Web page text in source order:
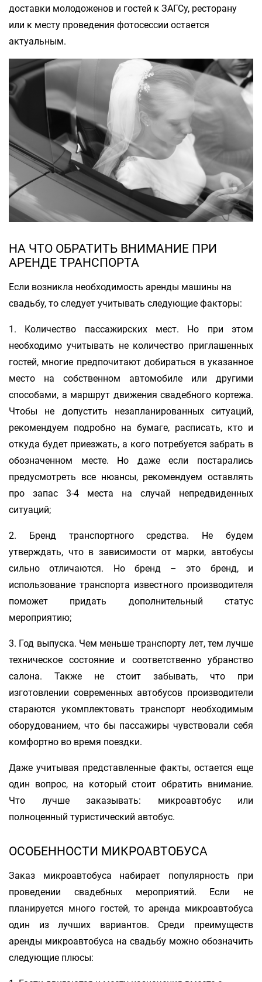
доставки молодоженов и гостей к ЗАГСу, ресторану
или к месту проведения фотосессии остается
актуальным.
НА ЧТО ОБРАТИТЬ ВНИМАНИЕ ПРИ
АРЕНДЕ ТРАНСПОРТА
Если возникла необходимость аренды машины на
свадьбу, то следует учитывать следующие факторы:
1. Количество пассажирских мест. Но при этом
необходимо учитывать не количество приглашенных
гостей, многие предпочитают добираться в указанное
место на собственном автомобиле или другими
способами, а маршрут движения свадебного кортежа.
Чтобы не допустить незапланированных ситуаций,
рекомендуем подробно на бумаге, расписать, кто и
откуда будет приезжать, а кого потребуется забрать в
обозначенном месте. Но даже если постарались
предусмотреть все нюансы, рекомендуем оставлять
про запас 3-4 места на случай непредвиденных
ситуаций;
2. Бренд транспортного средства. Не будем
утверждать, что в зависимости от марки, автобусы
сильно отличаются. Но бренд – это бренд, и
использование транспорта известного производителя
поможет придать дополнительный статус
мероприятию;
3. Год выпуска. Чем меньше транспорту лет, тем лучше
техническое состояние и соответственно убранство
салона. Также не стоит забывать, что при
изготовлении современных автобусов производители
стараются укомплектовать транспорт необходимым
оборудованием, что бы пассажиры чувствовали себя
комфортно во время поездки.
Даже учитывая представленные факты, остается еще
один вопрос, на который стоит обратить внимание.
Что лучше заказывать: микроавтобус или
полноценный туристический автобус.
ОСОБЕННОСТИ МИКРОАВТОБУСА
Заказ микроавтобуса набирает популярность при
проведении свадебных мероприятий. Если не
планируется много гостей, то аренда микроавтобуса
один из лучших вариантов. Среди преимуществ
аренды микроавтобуса на свадьбу можно обозначить
следующие плюсы: